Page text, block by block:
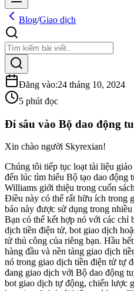
Blog/Giao dịch
Đăng vào:24 tháng 10, 2024
5 phút đọc
Đi sâu vào Bộ dao động
Xin chào người Skyrexian!
Chúng tôi tiếp tục loạt tài liệu
đến lúc tìm hiểu Bộ tạo dao
Williams giới thiệu trong cuốn
Điều này có thể rất hữu ích trong
báo này được sử dụng trong
Bạn có thể kết hợp nó với các chỉ
dịch tiền điện tử, bot giao dịch
tử thủ công của riêng bạn. Hầu
hàng đầu và nền tảng giao dịch
nó trong giao dịch tiền điện tử tự
đang giao dịch với Bộ dao động
bot giao dịch tự động, chiến lược